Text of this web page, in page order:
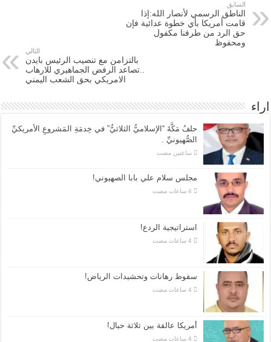
السابق
الناطق الرسمي لأنصار الله:إذا
قامت أمريكا بأي خطوة عدائية فإن
حق الرد من طرفنا مكفول
ومحفوظ
التالي
بالتزامن مع تنصيب الرئيس بايدن
..تصاعد الرفض الجماهيري للارهاب
الامريكي بحق الشعب اليمني
اراء
حلفُ مَكَّةَ “الإسلاميُّ الثلاثيُّ” في خِدمَةِ المَشروعِ الأمريكيِّ
الصُّهيونيِّ .
‏ساعتين مضت
مجلس سلام علي بابا الصهيوني!
استراتيجية الردع!
سقوط رهانات وتحشيدات الرياض!
أمريكا عالقة بين ثلاثة حبال!